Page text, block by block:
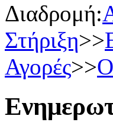
Διαδρομή:
Στήριξη>>
Αγορές>>